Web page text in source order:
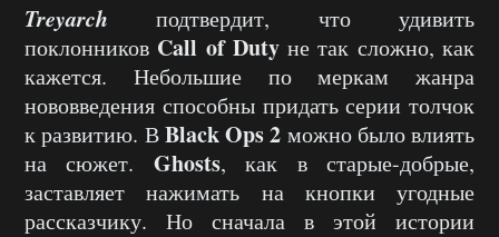
Treyarch подтвердит, что удивить
поклонников Call of Dutyне так сложно, как
кажется. Небольшие по меркам жанра
нововведения способны придать серии толчок
к развитию. ВBlack Ops 2 можно было влиять
на сюжет. Ghosts, как в старые-добрые,
заставляет нажимать на кнопки угодные
рассказчику. Но сначала в этой истории